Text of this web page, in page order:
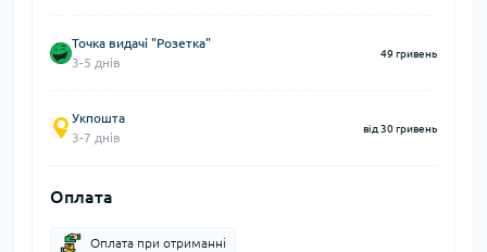
Точка видачі "Розетка"
3-5 днів
49 гривень
Укпошта
3-7 днів
від 30 гривень
Оплата
Оплата при отриманні